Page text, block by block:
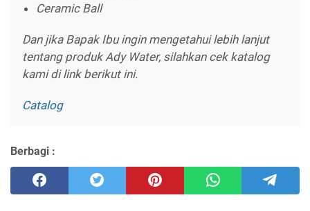
Ceramic Ball
Dan jika Bapak Ibu ingin mengetahui lebih lanjut
tentang produk Ady Water, silahkan cek katalog
kami di link berikut ini.
Catalog
Berbagi :